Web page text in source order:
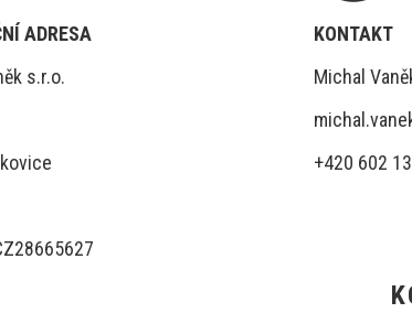
ADRESA
s.r.o.
KONTAKT
Michal
+420 602